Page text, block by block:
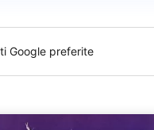
Google preferite